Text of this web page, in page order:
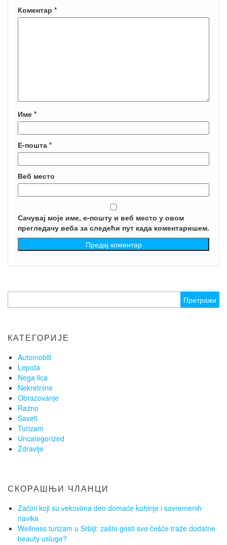
Коментар *
Име *
Е-пошта *
Веб место
Сачувај моје име, е-пошту и веб место у овом
прегледачу веба за следећи пут када коментаришем.
за:
КАТЕГОРИЈЕ
Automobili
Lepota
Nega lica
Nekretnine
Obrazovanje
Razno
Saveti
Turizam
Uncategorized
Zdravlje
СКОРАШЊИ ЧЛАНЦИ
Začini koji su vekovima deo domaće kuhinje i savremenih
navika
Wellness turizam u Srbiji: zašto gosti sve češće traže dodatne
beauty usluge?